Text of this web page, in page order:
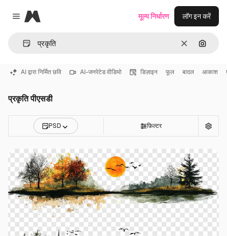
Close menu
Magnific
साफ़ इमेज से
मूल्य निर्धारण लॉग इन करें
AI द्वारा निर्मित छवि AI-जनरेटेड वीडियो डिज़ाइन फूल बादल आकाश
प्रकृति पीएसडी
PSD फ़िल्टर